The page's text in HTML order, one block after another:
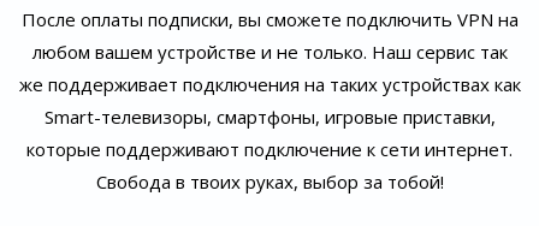
После оплаты подписки, вы сможете подключить VPN на
любом вашем устройстве и не только. Наш сервис так
же поддерживает подключения на таких устройствах как
Smart-телевизоры, смартфоны, игровые приставки,
которые поддерживают подключение к сети интернет.
Свобода в твоих руках, выбор за тобой!